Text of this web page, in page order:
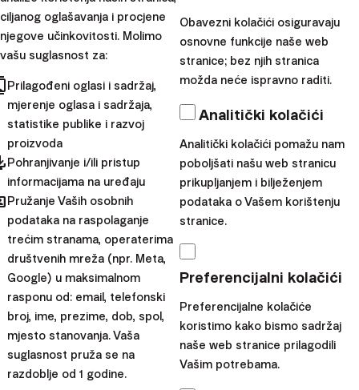
Slušanje djeteta kako se smije
Igra s djecom i uspavljivanje djece pjesmom
Ispijanje jutarnje kave sa Scottom / Taylor
Zajednička večera kod kuće
Zajednička vožnja biciklima.
Zašto onda troše toliko novaca na stvari koje nisu na
popisu? Scott i njegova supruga su shvatili da u tim
stvarima mogu uživati potpuno isto, čak i dok žive
štedljivijim životom.
Napraviti zaokret
Scott i Taylor su odlučili promijeniti svoj život iz temelja.
Put do njihove financijske neovisnosti neće biti lak, ali
uvjereni su da će postići svoj cilj. Financijski su otkrili sve
svoje prihode, troškove, loše financijske navike,
postupke i kakav je bio njihov način razmišljanja na putu
ciljanog oglašavanja i procjene
njegove učinkovitosti. Molimo
vašu suglasnost za:
Prilagođeni oglasi i sadržaj,
mjerenje oglasa i sadržaja,
statistike publike i razvoj
proizvoda
Pohranjivanje i/ili pristup
informacijama na uređaju
Pružanje Vaših osobnih
podataka na raspolaganje
trećim stranama, operaterima
društvenih mreža (npr. Meta,
Google) u maksimalnom
rasponu od: email, telefonski
broj, ime, prezime, dob, spol,
mjesto stanovanja. Vaša
suglasnost pruža se na
razdoblje od 1 godine.
Obavezni kolačići osiguravaju
osnovne funkcije naše web
stranice; bez njih stranica
možda neće ispravno raditi.
Analitički kolačići
Analitički kolačići pomažu nam
poboljšati našu web stranicu
prikupljanjem i bilježenjem
podataka o Vašem korištenju
stranice.
Preferencijalni kolačići
Preferencijalne kolačiće
koristimo kako bismo sadržaj
naše web stranice prilagodili
Vašim potrebama.